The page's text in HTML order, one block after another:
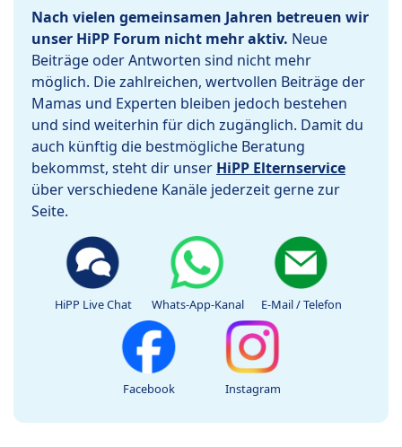
Nach vielen gemeinsamen Jahren betreuen wir
unser HiPP Forum nicht mehr aktiv. Neue
Beiträge oder Antworten sind nicht mehr
möglich. Die zahlreichen, wertvollen Beiträge der
Mamas und Experten bleiben jedoch bestehen
und sind weiterhin für dich zugänglich. Damit du
auch künftig die bestmögliche Beratung
bekommst, steht dir unser HiPP Elternservice
über verschiedene Kanäle jederzeit gerne zur
Seite.
HiPP Live Chat Whats-App-Kanal E-Mail / Telefon
Facebook Instagram